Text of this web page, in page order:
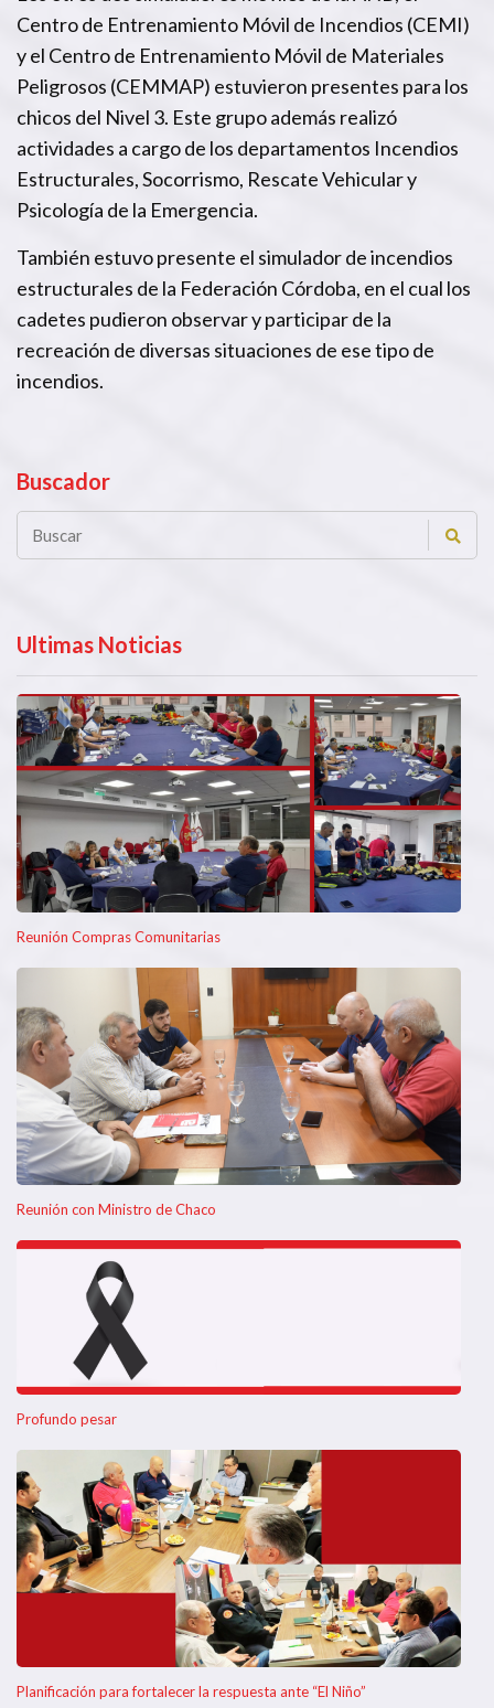
Centro de Entrenamiento Móvil de Incendios (CEMI)
y el Centro de Entrenamiento Móvil de Materiales
Peligrosos (CEMMAP) estuvieron presentes para los
chicos del Nivel 3. Este grupo además realizó
actividades a cargo de los departamentos Incendios
Estructurales, Socorrismo, Rescate Vehicular y
Psicología de la Emergencia.
También estuvo presente el simulador de incendios
estructurales de la Federación Córdoba, en el cual los
cadetes pudieron observar y participar de la
recreación de diversas situaciones de ese tipo de
incendios.
Buscador
Ultimas Noticias
Reunión Compras Comunitarias
Reunión con Ministro de Chaco
Profundo pesar
Planificación para fortalecer la respuesta ante “El Niño”